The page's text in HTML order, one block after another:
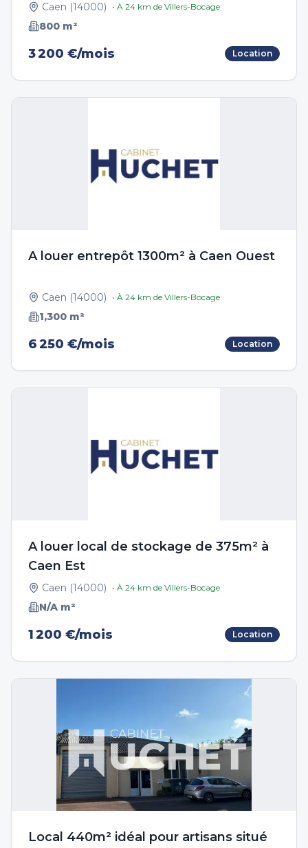
Caen (14000) • À 24 km de Villers-Bocage
800 m²
3 200 €/mois Location
A louer entrepôt 1300m² à Caen Ouest
Caen (14000) • À 24 km de Villers-Bocage
1,300 m²
6 250 €/mois Location
A louer local de stockage de 375m² à
Caen Est
Caen (14000) • À 24 km de Villers-Bocage
N/A m²
1 200 €/mois Location
Local 440m² idéal pour artisans situé